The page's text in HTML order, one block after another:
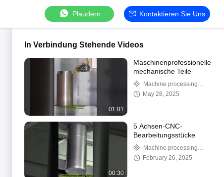
Plaudern Kontaktieren Sie Uns
In Verbindung Stehende Videos
01:01
Maschinenprofessionelle
mechanische Teile
Machine processing
videoMay 28, 2025
00:30
5 Achsen-CNC-
Bearbeitungsstücke
Machine processing
videoFebruary 26, 2025